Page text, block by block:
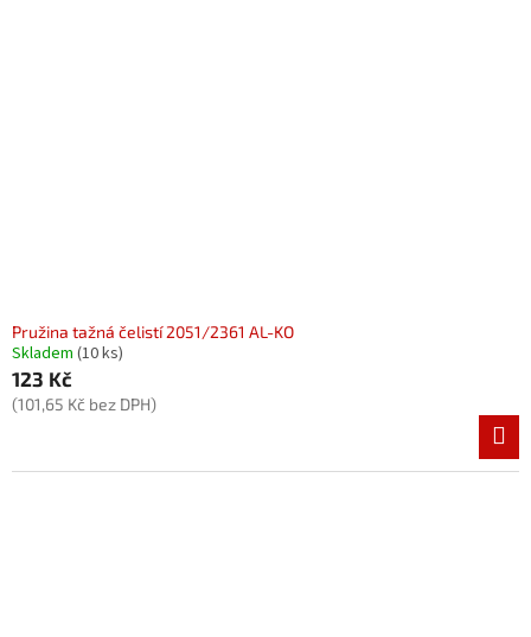
Pružina tažná čelistí 2051/2361 AL-KO
Skladem (10 ks)
123 Kč
(101,65 Kč bez DPH)